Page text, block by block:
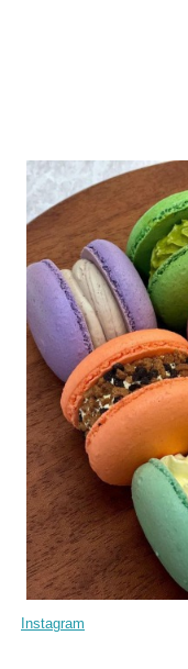
Instagram